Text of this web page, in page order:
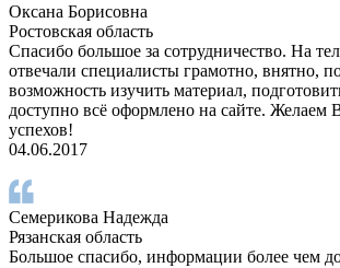
Оксана Борисовна
Ростовская область
Спасибо большое за сотрудничество. На
отвечали специалисты грамотно, внятно,
возможность изучить материал,
доступно всё оформлено на сайте. Желаем
успехов!
04.06.2017
Семерикова Надежда
Рязанская область
Большое спасибо, информации более чем